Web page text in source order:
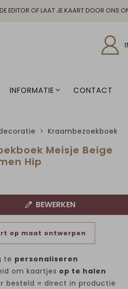
EDITOR OF LAAT JE KAART DOOR ONS
INFORMATIE CONTACT
Kraambezoekboek
Meisje Beige
Hip
BEWERKEN
op maat ontwerpen
te personaliseren
om kaartjes op te halen
besteld = direct in productie